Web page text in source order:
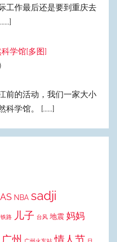
工作最后还是要到重庆去
学馆[多图]
前的活动，我们一家大小
科学馆。
[......]
NBA sadji
路 儿子 台风 地震 妈妈